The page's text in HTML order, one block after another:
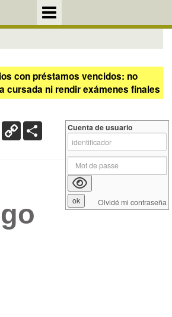
con préstamos vencidos: no
cursada ni rendir exámenes finales
X Copy
Link
Cuenta de usuario
Olvidé mi contraseña